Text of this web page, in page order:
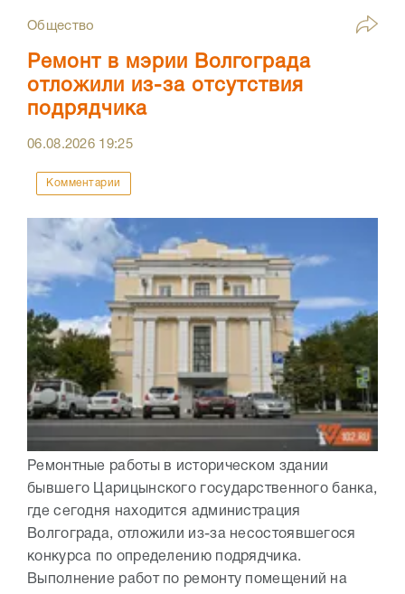
Общество
Ремонт в мэрии Волгограда
отложили из-за отсутствия
подрядчика
06.08.2026 19:25
Комментарии
Ремонтные работы в историческом здании
бывшего Царицынского государственного банка,
где сегодня находится администрация
Волгограда, отложили из-за несостоявшегося
конкурса по определению подрядчика.
Выполнение работ по ремонту помещений на